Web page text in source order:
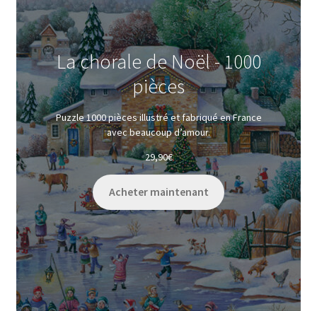
La chorale de Noël - 1000
pièces
Puzzle 1000 pièces illustré et fabriqué en France
avec beaucoup d’amour.
29,90€
Acheter maintenant